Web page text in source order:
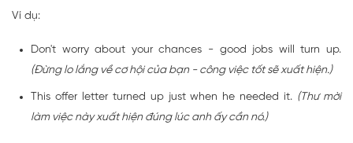
Ví dụ:
Don't worry about your chances - good jobs will turn up.
(Đừng lo lắng về cơ hội của bạn - công việc tốt sẽ xuất hiện.)
This offer letter turned up just when he needed it. (Thư mời
làm việc này xuất hiện đúng lúc anh ấy cần nó.)